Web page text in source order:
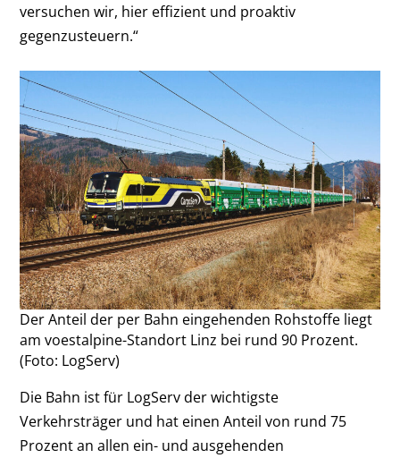
versuchen wir, hier effizient und proaktiv
gegenzusteuern.“
Der Anteil der per Bahn eingehenden Rohstoffe liegt
am voestalpine-Standort Linz bei rund 90 Prozent.
(Foto: LogServ)
Die Bahn ist für LogServ der wichtigste
Verkehrsträger und hat einen Anteil von rund 75
Prozent an allen ein- und ausgehenden